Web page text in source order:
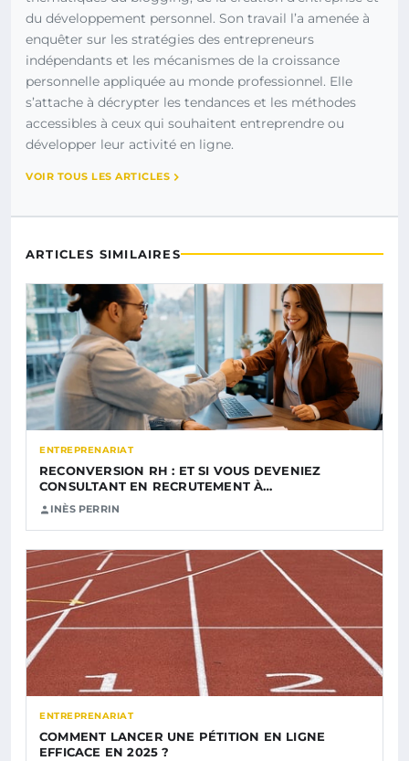
du développement personnel. Son travail l’a amenée à
enquêter sur les stratégies des entrepreneurs
indépendants et les mécanismes de la croissance
personnelle appliquée au monde professionnel. Elle
s’attache à décrypter les tendances et les méthodes
accessibles à ceux qui souhaitent entreprendre ou
développer leur activité en ligne.
VOIR TOUS LES ARTICLES
ARTICLES SIMILAIRES
ENTREPRENARIAT
RECONVERSION RH : ET SI VOUS DEVENIEZ
CONSULTANT EN RECRUTEMENT À…
INÈS PERRIN
ENTREPRENARIAT
COMMENT LANCER UNE PÉTITION EN LIGNE
EFFICACE EN 2025 ?